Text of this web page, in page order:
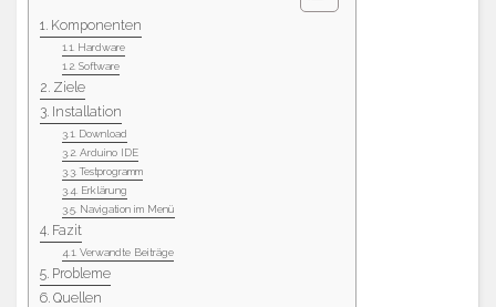
Komponenten
Hardware
Software
Ziele
Installation
Download
Arduino IDE
Testprogramm
Erklärung
Navigation im Menü
Fazit
Verwandte Beiträge
Probleme
Quellen